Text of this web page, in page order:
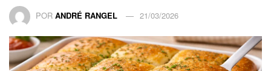
POR ANDRÉ RANGEL 21/03/2026